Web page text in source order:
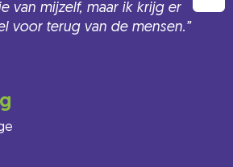
van mijzelf, maar ik krijg er
voor terug van de mensen.”